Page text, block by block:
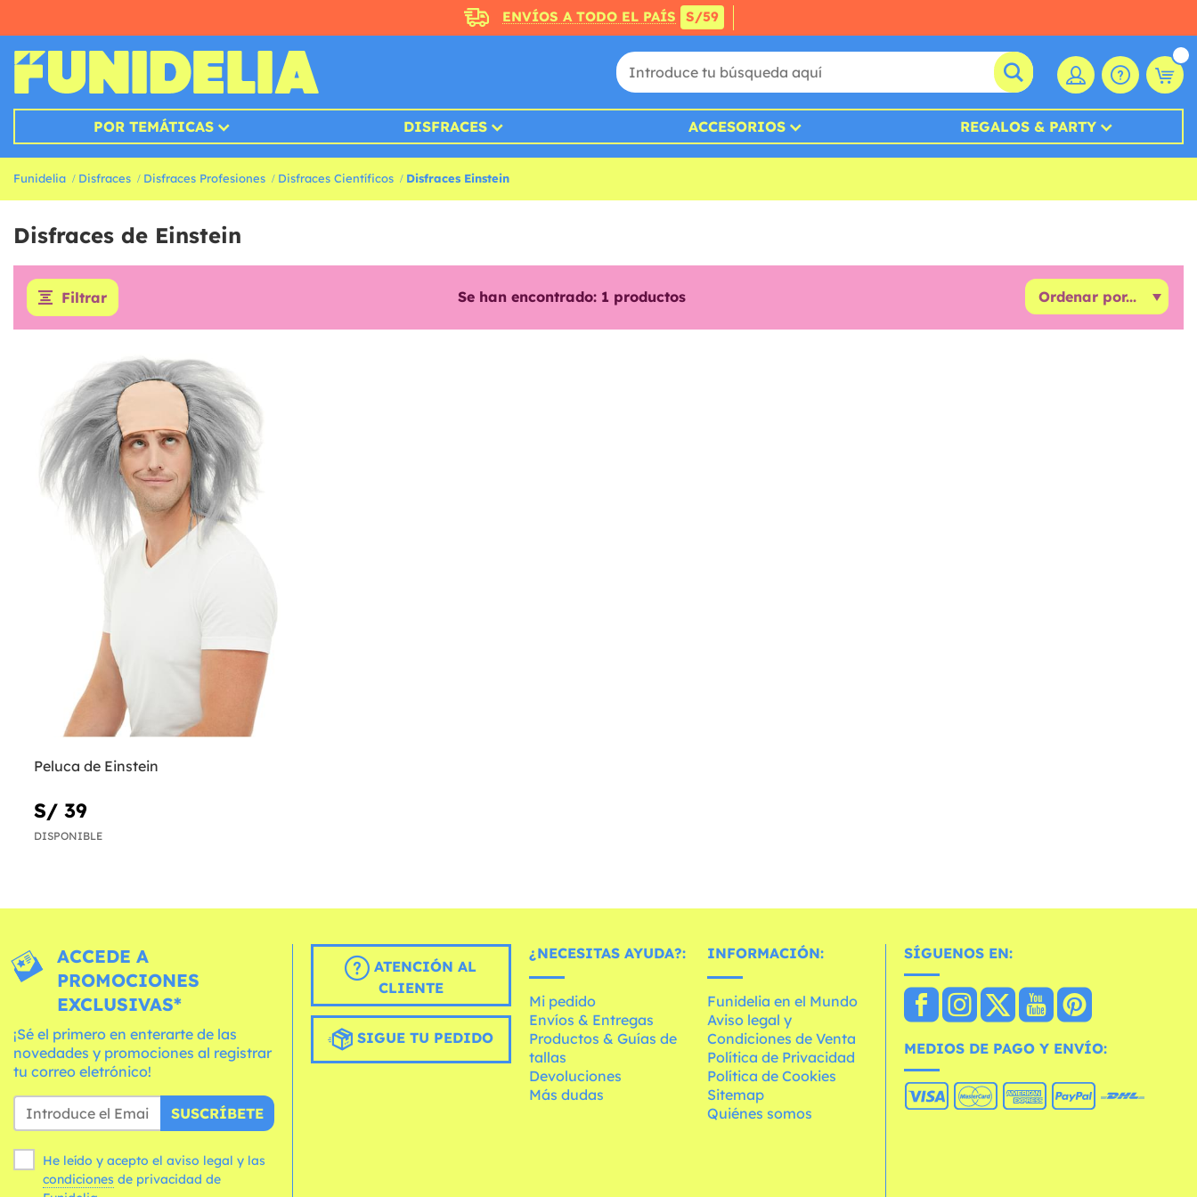
ENVÍOS A TODO EL PAÍS S/59
POR TEMÁTICAS DISFRACES ACCESORIOS REGALOS & PARTY
Funidelia Disfraces Disfraces Profesiones Disfraces Científicos Disfraces Einstein
Disfraces de Einstein
Filtrar Se han encontrado: 1 productos
Peluca de Einstein
S/ 39
DISPONIBLE
ACCEDE A
PROMOCIONES
EXCLUSIVAS*
¡Sé el primero en enterarte de las
novedades y promociones al registrar
tu correo eletrónico!
SUSCRÍBETE
He leído y acepto el aviso legal y las
condiciones
ATENCIÓN AL
CLIENTE
SIGUE TU PEDIDO
¿NECESITAS AYUDA?:
Mi pedido
Envíos & Entregas
Productos & Guías de
tallas
Devoluciones
Más dudas
INFORMACIÓN:
Funidelia en el Mundo
Aviso legal y
Condiciones de Venta
Política de Privacidad
Política de Cookies
Sitemap
Quiénes somos
SÍGUENOS EN:
MEDIOS DE PAGO Y ENVÍO: